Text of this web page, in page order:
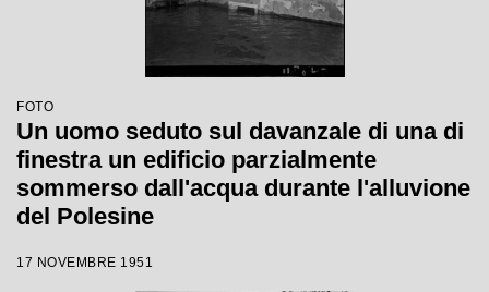
FOTO
Un uomo seduto sul davanzale di una di
finestra un edificio parzialmente
sommerso dall'acqua durante l'alluvione
del Polesine
17 NOVEMBRE 1951